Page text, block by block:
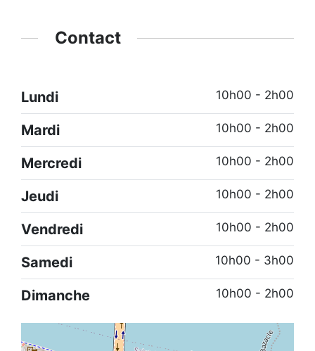
Contact
Lundi 10h00 - 2h00
Mardi 10h00 - 2h00
Mercredi 10h00 - 2h00
Jeudi 10h00 - 2h00
Vendredi 10h00 - 2h00
Samedi 10h00 - 3h00
Dimanche 10h00 - 2h00